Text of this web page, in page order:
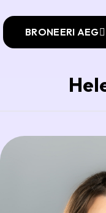
BRONEERI AEG